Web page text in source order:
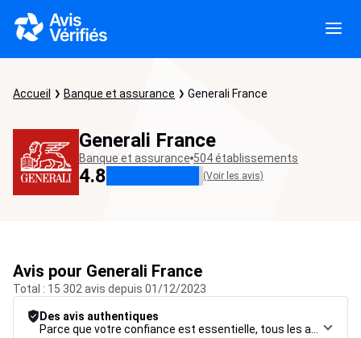
Accueil Banque et assurance Generali France
Generali France
Banque et assurance 504 établissements
4.8 (Voir les avis)
Avis pour Generali France
Total : 15 302 avis depuis 01/12/2023
Des avis authentiques